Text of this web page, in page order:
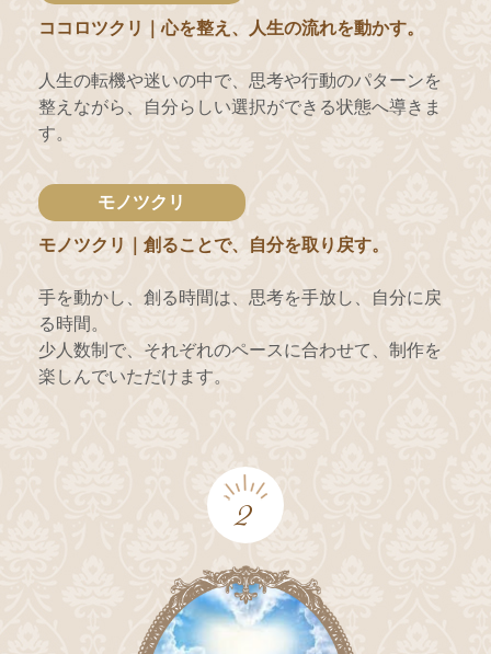
ココロツクリ｜心を整え、人生の流れを動かす。
人生の転機や迷いの中で、思考や行動のパターンを
整えながら、自分らしい選択ができる状態へ導きま
す。
モノツクリ
モノツクリ｜創ることで、自分を取り戻す。
手を動かし、創る時間は、思考を手放し、自分に戻
る時間。
少人数制で、それぞれのペースに合わせて、制作を
楽しんでいただけます。
2